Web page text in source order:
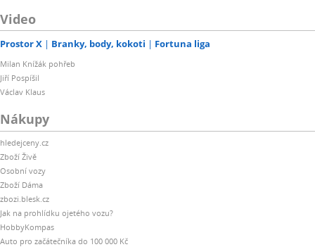
Video
Prostor X Branky, body, kokoti Fortuna liga
Milan Knížák pohřeb
Jiří Pospíšil
Václav Klaus
Nákupy
hledejceny.cz
Zboží Živě
Osobní vozy
Zboží Dáma
zbozi.blesk.cz
Jak na prohlídku ojetého vozu?
HobbyKompas
Auto pro začátečníka do 100 000 Kč